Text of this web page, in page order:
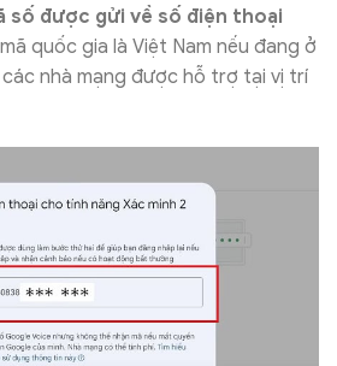
số được gửi về số điện thoại
quốc gia là Việt Nam nếu đang ở
nhà mạng được hỗ trợ tại vị trí